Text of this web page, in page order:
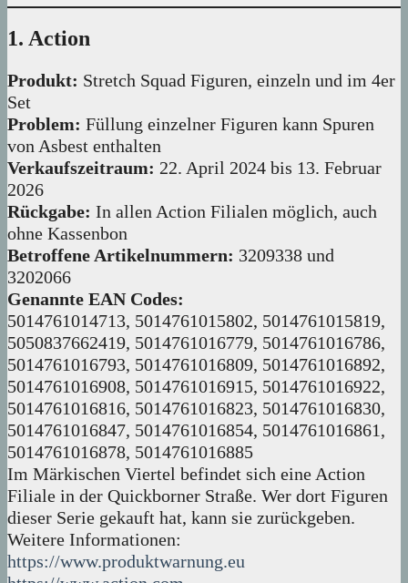
1. Action
Produkt: Stretch Squad Figuren, einzeln und im 4er
Set
Problem: Füllung einzelner Figuren kann Spuren
von Asbest enthalten
Verkaufszeitraum: 22. April 2024 bis 13. Februar
2026
Rückgabe: In allen Action Filialen möglich, auch
ohne Kassenbon
Betroffene Artikelnummern: 3209338 und
3202066
Genannte EAN Codes:
5014761014713, 5014761015802, 5014761015819,
5050837662419, 5014761016779, 5014761016786,
5014761016793, 5014761016809, 5014761016892,
5014761016908, 5014761016915, 5014761016922,
5014761016816, 5014761016823, 5014761016830,
5014761016847, 5014761016854, 5014761016861,
5014761016878, 5014761016885
Im Märkischen Viertel befindet sich eine Action
Filiale in der Quickborner Straße. Wer dort Figuren
dieser Serie gekauft hat, kann sie zurückgeben.
Weitere Informationen:
https://www.produktwarnung.eu